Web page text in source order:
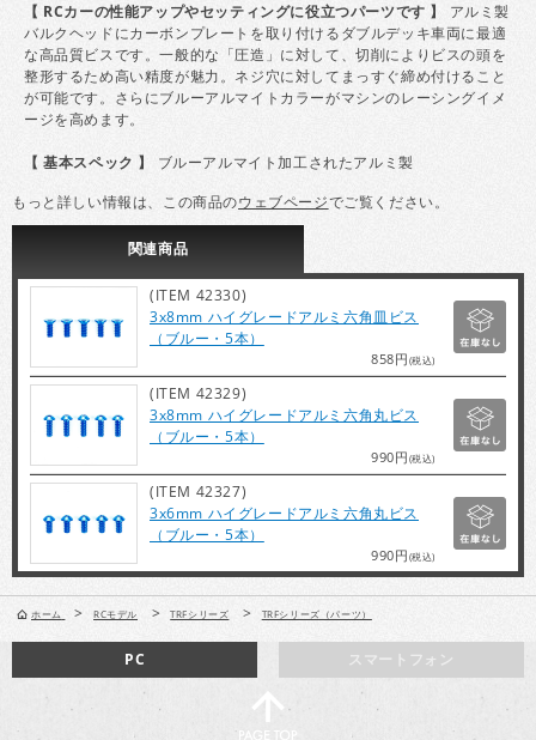
【 RCカーの性能アップやセッティングに役立つパーツです 】
アルミ製
バルクヘッドにカーボンプレートを取り付けるダブルデッキ車両に最適
な高品質ビスです。一般的な「圧造」に対して、切削によりビスの頭を
整形するため高い精度が魅力。ネジ穴に対してまっすぐ締め付けること
が可能です。さらにブルーアルマイトカラーがマシンのレーシングイメ
ージを高めます。
【 基本スペック 】 ブルーアルマイト加工されたアルミ製
もっと詳しい情報は、この商品のウェブページでご覧ください。
関連商品
(ITEM 42330)
3x8mm ハイグレードアルミ六角皿ビス
（ブルー・5本）
858円(税込)
(ITEM 42329)
3x8mm ハイグレードアルミ六角丸ビス
（ブルー・5本）
990円(税込)
(ITEM 42327)
3x6mm ハイグレードアルミ六角丸ビス
（ブルー・5本）
990円(税込)
ホーム > RCモデル > TRFシリーズ > TRFシリーズ（パーツ）
スマートフォン
PC